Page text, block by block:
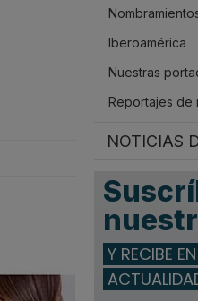
Iberoamérica
Nuestras
Reportajes de
NOTICIAS
Y RECIBE